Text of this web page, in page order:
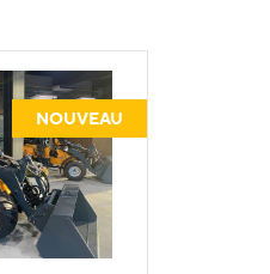
NOUVEAU